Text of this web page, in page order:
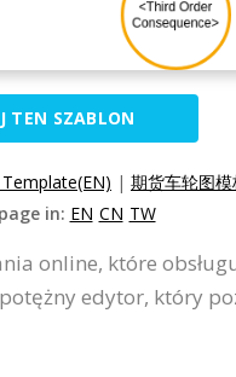
TEN SZABLON
| 期货车轮图模
in: EN CN TW
online, które
edytor, który